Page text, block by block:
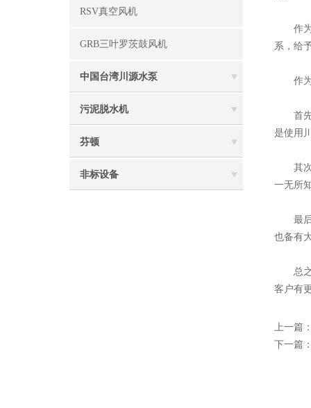
RSV真空风机
GRB三叶罗茨鼓风机
中国台湾川源水泵
污泥脱水机
芬顿
非标设备
作为
系，给
作
首先
是使用
其次
一无所
最后
也备有
总之
客户有
上一篇
下一篇